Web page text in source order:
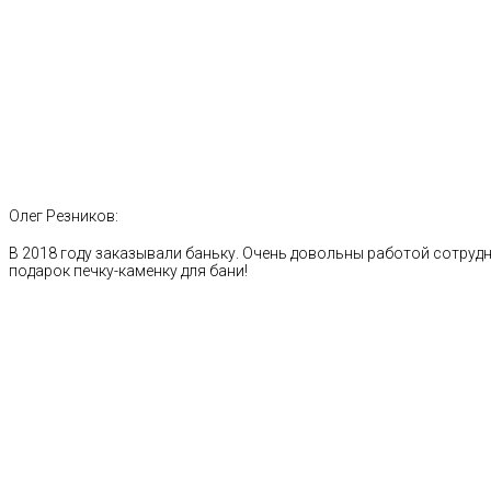
Олег Резников:
В 2018 году заказывали баньку. Очень довольны работой
подарок печку-каменку для бани!